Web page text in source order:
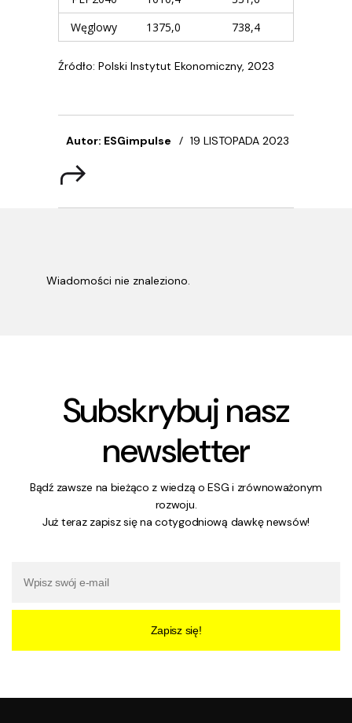
Węglowy
1375,0 738,4
Źródło: Polski Instytut Ekonomiczny, 2023
Autor: ESGimpulse 19 LISTOPADA 2023
Wiadomości nie znaleziono.
Subskrybuj nasz
newsletter
Bądź zawsze na bieżąco z wiedzą o ESG i zrównoważonym
rozwoju.
Już teraz zapisz się na cotygodniową dawkę newsów!
Zapisz się!